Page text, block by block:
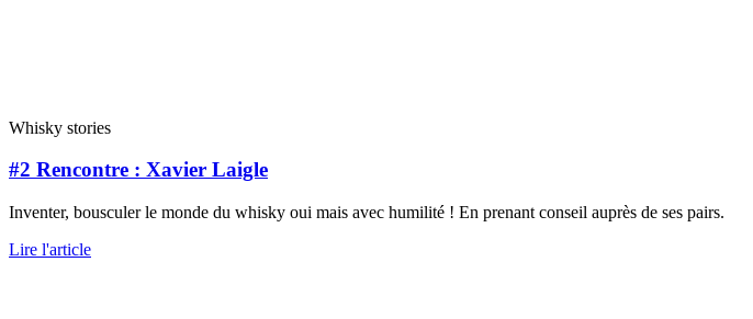
Whisky stories
#2 Rencontre : Xavier Laigle
Inventer, bousculer le monde du whisky oui mais avec humilité ! En prenant conseil auprès de ses pairs.
Lire l'article